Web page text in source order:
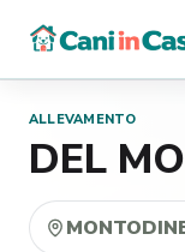
contenuto
ALLEVAMENTO
DEL